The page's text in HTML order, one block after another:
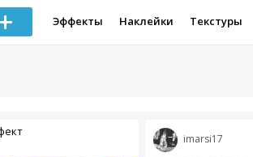
Эффекты Наклейки Текстуры
imarsi17